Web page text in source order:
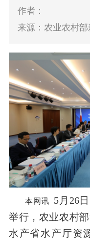
作者：
来源：农业农村
本网讯 5月26
举行，农业农村
水产省水产厅资